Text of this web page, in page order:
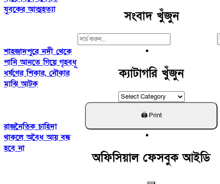
যুবকের আত্মহত্যা
শাহজাদপুরে নদী থেকে
পানি আনতে গিয়ে গৃহবধূ
ধর্ষণের শিকার, নৌকার
মাঝি আটক
রাজনৈতিক চাহিদা
থাকলে অবৈধ আয় বন্ধ
হবে না
সংবাদ খুঁজুন
Search
ক্যাটাগরি খুঁজুন
ক্যাটাগরি
খুঁজুন
অফিসিয়াল ফেসবুক আইডি